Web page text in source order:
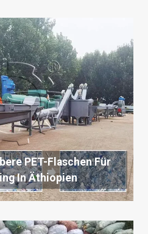
PET-Flaschen Für
In Äthiopien